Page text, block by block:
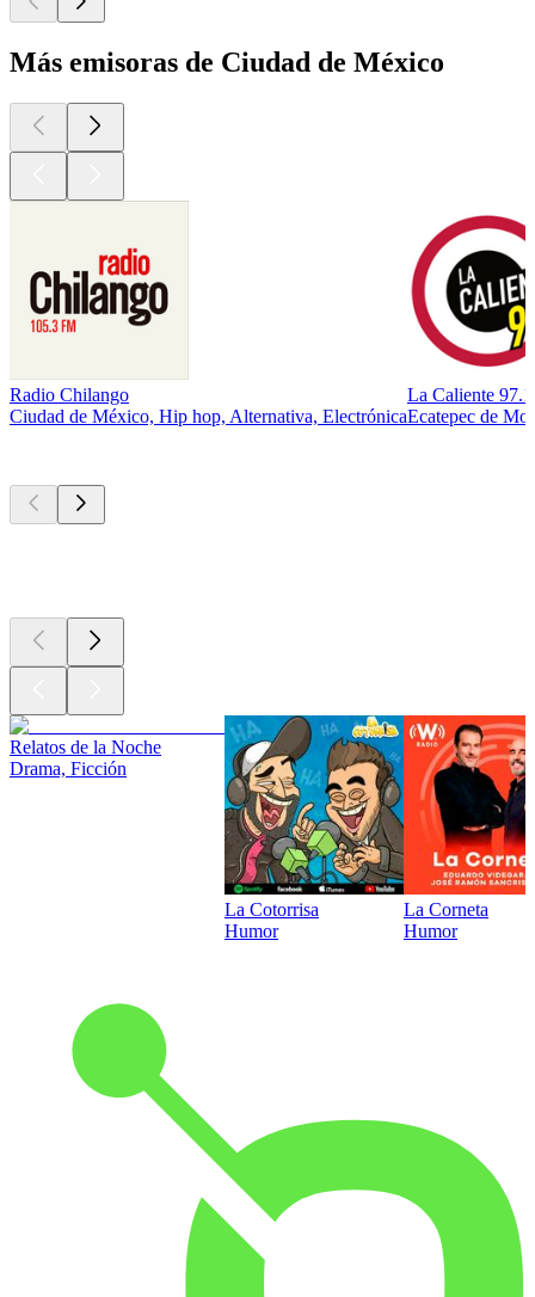
Más emisoras de Ciudad de México
Radio Chilango
Ciudad de México, Hip hop, Alternativa, Electrónica
La Caliente
Ecatepec de
Relatos de la Noche
Drama, Ficción
La Cotorrisa
Humor
La Corneta
Humor